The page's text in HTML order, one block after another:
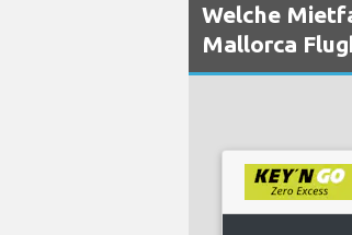
Welche
Mallorca